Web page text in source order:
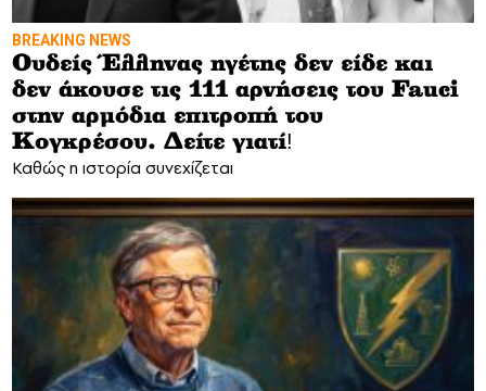
BREAKING NEWS
Ουδείς Έλληνας ηγέτης δεν είδε και
δεν άκουσε τις 111 αρνήσεις του Fauci
στην αρμόδια επιτροπή του
Κογκρέσου. Δείτε γιατί!
Καθώς η ιστορία συνεχίζεται